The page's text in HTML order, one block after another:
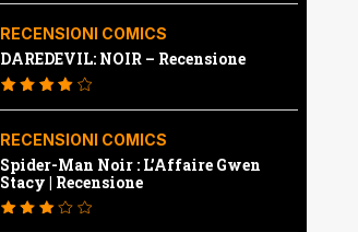
RECENSIONI COMICS
DAREDEVIL: NOIR – Recensione
RECENSIONI COMICS
Spider-Man Noir : L’Affaire Gwen
Stacy | Recensione